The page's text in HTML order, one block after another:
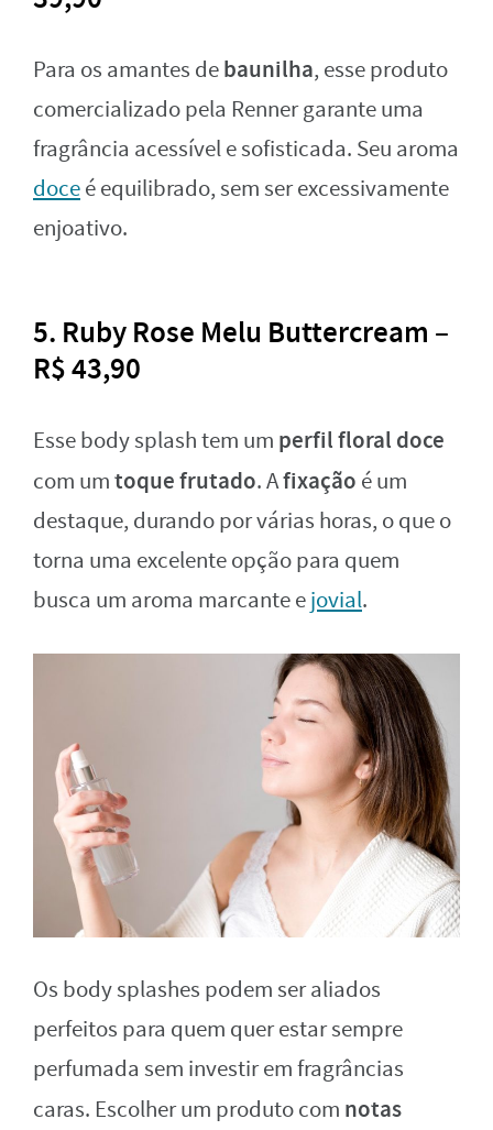
Para os amantes debaunilha, esse produto
comercializado pela Renner garante uma
fragrância acessível e sofisticada. Seu aroma
doceé equilibrado, sem ser excessivamente
enjoativo.
5. Ruby Rose Melu Buttercream –
R$ 43,90
Esse body splash tem um perfil floral doce
com umtoque frutado. Afixação é um
destaque, durando por várias horas, o que o
torna uma excelente opção para quem
busca um aroma marcante ejovial.
Os body splashes podem ser aliados
perfeitos para quem quer estar sempre
perfumada sem investir em fragrâncias
caras. Escolher um produto com notas